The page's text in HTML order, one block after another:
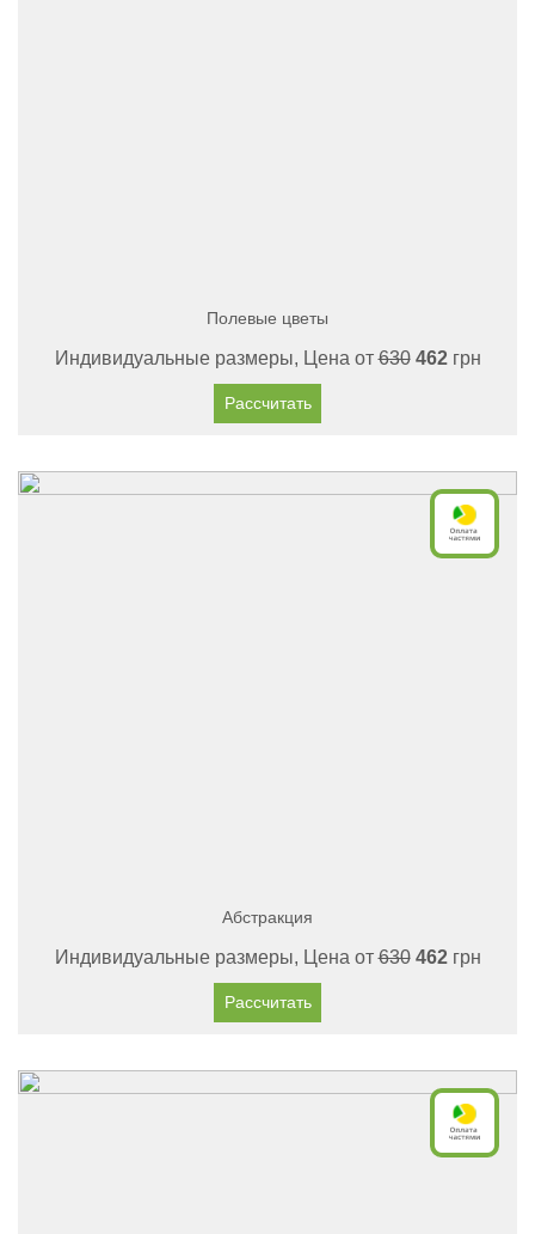
Полевые цветы
Индивидуальные размеры, Цена от630 462грн
Рассчитать
Абстракция
Индивидуальные размеры, Цена от630 462грн
Рассчитать